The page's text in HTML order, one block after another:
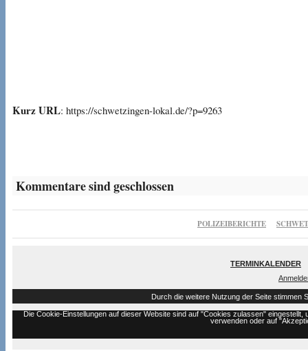
Kurz URL: https://schwetzingen-lokal.de/?p=9263
Kommentare sind geschlossen
POLIZEIBERICHTE
TERMINKALENDER
Durch die weitere Nutzung der Seite stimmen
Die Cookie-Einstellungen auf dieser Website sind auf "Cookies zulassen"
verwenden oder auf